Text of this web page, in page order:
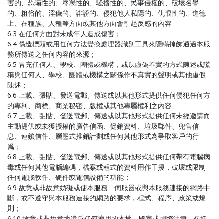
害的、恐嚇性的、辱罵性的、騷擾性的、民事侵權的、破壞名譽
的、粗俗的、淫穢的、誹謗的、侵犯他人私隱的、仇恨性的、道德
上、在種族、人種等方面或其他方面會引起反感的內容；
6.3 在任何方面對未成年人造成傷害；
6.4 僞造標頭或用任何方法變換處理器識別工具來隱瞞掩飾通過本服
務所傳送之任何內容的來源；
6.5 冒充任何人、學校、團體或機構，或以虛偽不實的方式陳述或謊
稱與任何人、學校、團體或機構之關係作不真實的聲明或其他虛假
陳述；
6.6 上載、張貼、發送電郵、傳送或以其他形式提供任何侵犯任何方
的專利、商標、商業秘密、版權或其他專屬權利之內容；
6.7 上載、張貼、發送電郵、傳送或以其他形式提供任何未經邀請而
主動提供或未獲授權的廣告信函、促銷資料、垃圾郵件、兜售信
息、連鎖信件、層壓式推銷計劃或任何其他形式為爭取客戶的行
爲；
6.8 上載、張貼、發送電郵、傳送或以其他形式提供任何帶有電腦病
毒或任何其他電腦編碼，檔案或程式的資料用作干擾，破壞或限制
任何電腦軟件、硬件或電信設備的功能；
6.9 故意或非故意妨礙或使本服務、伺服器或與本服務連接的網路中
斷，或不遵守與本服務連接的網路的要求，程式、程序、政策或規
則；